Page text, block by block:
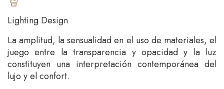
Lighting Design
La amplitud, la sensualidad en el uso de materiales, el
juego entre la transparencia y opacidad y la luz
constituyen una interpretación contemporánea del
lujo y el confort.